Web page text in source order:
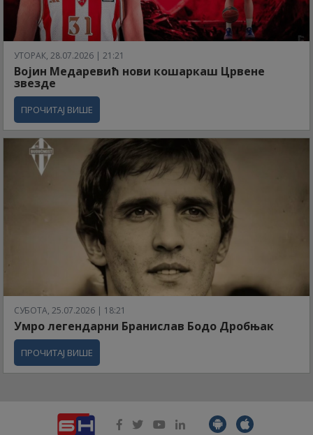
УТОРАК, 28.07.2026 | 21:21
Војин Медаревић нови кошаркаш Црвене
звезде
ПРОЧИТАЈ ВИШЕ
СУБОТА, 25.07.2026 | 18:21
Умро легендарни Бранислав Бодо Дробњак
ПРОЧИТАЈ ВИШЕ